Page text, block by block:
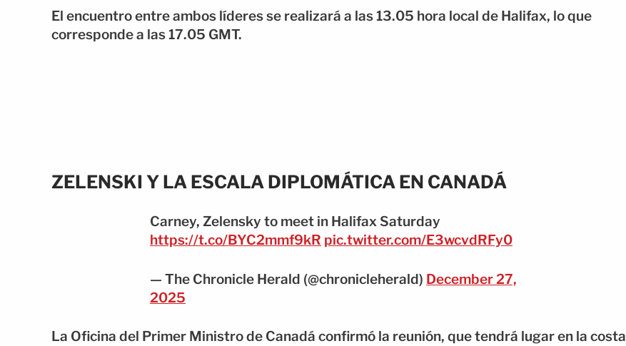
El encuentro entre ambos líderes se realizará a las 13.05 hora local de Halifax, lo que
corresponde a las 17.05 GMT.
ZELENSKI Y LA ESCALA DIPLOMÁTICA EN CANADÁ
Carney, Zelensky to meet in Halifax Saturday
https://t.co/BYC2mmf9kR pic.twitter.com/E3wcvdRFy0
— The Chronicle Herald (@chronicleherald) December 27,
2025
La Oficina del Primer Ministro de Canadá confirmó la reunión, que tendrá lugar en la costa